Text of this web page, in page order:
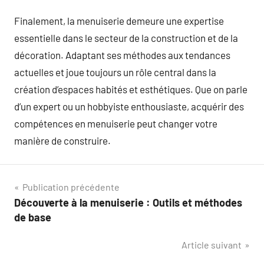
Finalement, la menuiserie demeure une expertise
essentielle dans le secteur de la construction et de la
décoration. Adaptant ses méthodes aux tendances
actuelles et joue toujours un rôle central dans la
création d’espaces habités et esthétiques. Que on parle
d’un expert ou un hobbyiste enthousiaste, acquérir des
compétences en menuiserie peut changer votre
manière de construire.
Navigation
de
Publication précédente
Découverte à la menuiserie : Outils et méthodes
de base
Article suivant